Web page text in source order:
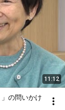
11:12
の問いかけ